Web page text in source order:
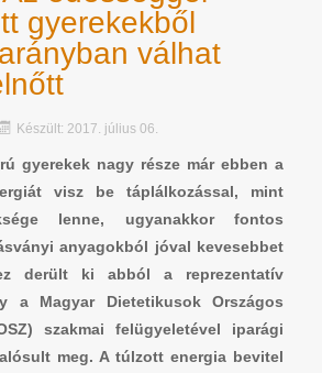
gyerekekből
válhat
Készült: 2017. július 06.
gyerekek nagy része már ebben a
visz be táplálkozással, mint
lenne, ugyanakkor fontos
anyagokból jóval kevesebbet
derült ki abból a reprezentatív
a Magyar Dietetikusok Országos
szakmai felügyeletével iparági
meg. A túlzott energia bevitel